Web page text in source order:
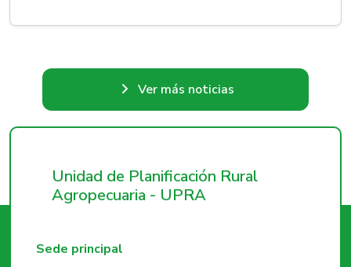
Ver más noticias
Unidad de Planificación Rural
Agropecuaria - UPRA
Sede principal